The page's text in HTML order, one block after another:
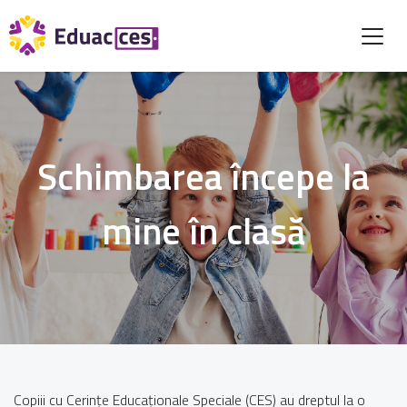
Schimbarea începe la
mine în clasă
Copiii cu Cerințe Educaționale Speciale (CES) au dreptul la o